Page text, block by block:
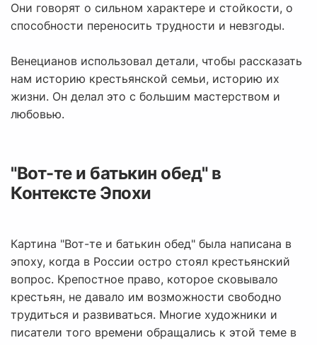
Они говорят о сильном характере и стойкости, о
способности переносить трудности и невзгоды.
Венецианов использовал детали, чтобы рассказать
нам историю крестьянской семьи, историю их
жизни. Он делал это с большим мастерством и
любовью.
"Вот-те и батькин обед" в
Контексте Эпохи
Картина "Вот-те и батькин обед" была написана в
эпоху, когда в России остро стоял крестьянский
вопрос. Крепостное право, которое сковывало
крестьян, не давало им возможности свободно
трудиться и развиваться. Многие художники и
писатели того времени обращались к этой теме в